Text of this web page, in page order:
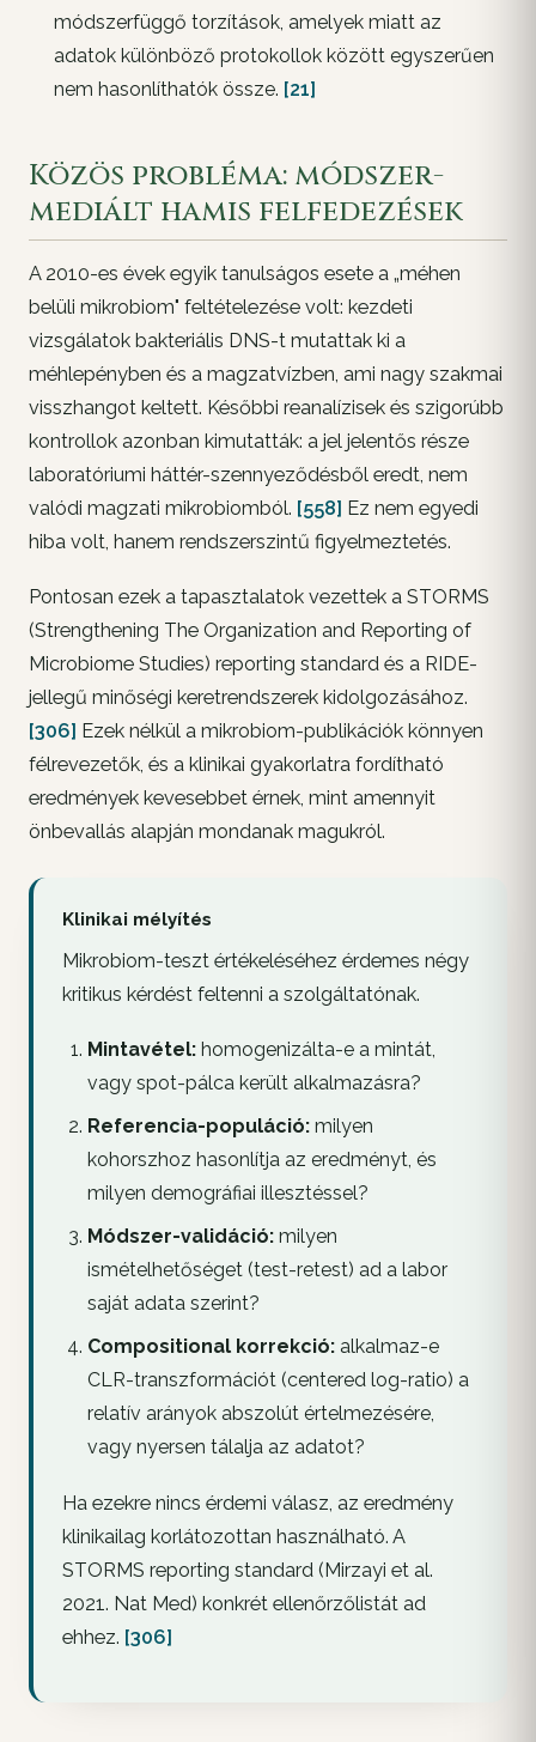
módszerfüggő torzítások, amelyek miatt az
adatok különböző protokollok között egyszerűen
nem hasonlíthatók össze. [21]
Közös probléma: módszer-
mediált hamis felfedezések
A 2010-es évek egyik tanulságos esete a „méhen
belüli mikrobiom" feltételezése volt: kezdeti
vizsgálatok bakteriális DNS-t mutattak ki a
méhlepényben és a magzatvízben, ami nagy szakmai
visszhangot keltett. Későbbi reanalízisek és szigorúbb
kontrollok azonban kimutatták: a jel jelentős része
laboratóriumi háttér-szennyeződésből eredt, nem
valódi magzati mikrobiomból. [558] Ez nem egyedi
hiba volt, hanem rendszerszintű figyelmeztetés.
Pontosan ezek a tapasztalatok vezettek a STORMS
(Strengthening The Organization and Reporting of
Microbiome Studies) reporting standard és a RIDE-
jellegű minőségi keretrendszerek kidolgozásához.
[306] Ezek nélkül a mikrobiom-publikációk könnyen
félrevezetők, és a klinikai gyakorlatra fordítható
eredmények kevesebbet érnek, mint amennyit
önbevallás alapján mondanak magukról.
Klinikai mélyítés
Mikrobiom-teszt értékeléséhez érdemes négy
kritikus kérdést feltenni a szolgáltatónak.
Mintavétel:homogenizálta-e a mintát,
vagy spot-pálca került alkalmazásra?
Referencia-populáció:milyen
kohorszhoz hasonlítja az eredményt, és
milyen demográfiai illesztéssel?
Módszer-validáció:milyen
ismételhetőséget (test-retest) ad a labor
saját adata szerint?
Compositional korrekció:alkalmaz-e
CLR-transzformációt (centered log-ratio) a
relatív arányok abszolút értelmezésére,
vagy nyersen tálalja az adatot?
Ha ezekre nincs érdemi válasz, az eredmény
klinikailag korlátozottan használható. A
STORMS reporting standard (Mirzayi et al.
2021. Nat Med) konkrét ellenőrzőlistát ad
ehhez. [306]